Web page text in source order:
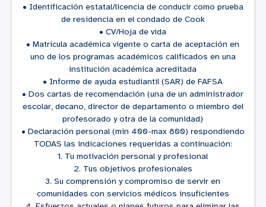
• Identificación estatal/licencia de conducir como prueba
de residencia en el condado de Cook
• CV/Hoja de vida
• Matrícula académica vigente o carta de aceptación en
uno de los programas académicos calificados en una
institución académica acreditada
• Informe de ayuda estudiantil (SAR) de FAFSA
• Dos cartas de recomendación (una de un administrador
escolar, decano, director de departamento o miembro del
profesorado y otra de la comunidad)
• Declaración personal (min 400-max 800) respondiendo
TODAS las indicaciones requeridas a continuación:
1. Tu motivación personal y profesional
2. Tus objetivos profesionales
3. Su comprensión y compromiso de servir en
comunidades con servicios médicos insuficientes